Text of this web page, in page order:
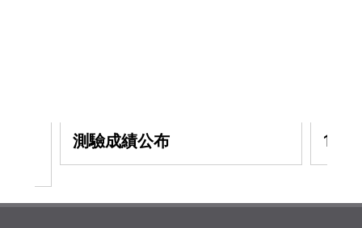
測驗成績公布 114